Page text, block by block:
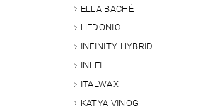
ELLA BACHÉ
HEDONIC
INFINITY HYBRID
INLEI
ITALWAX
KATYA VINOG